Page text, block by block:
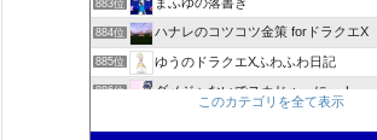
883位
884位 ハナレのコツコツ金策 forドラクエX
885位 ゆうのドラクエXふわふわ日記
886位 ダメジャないでスカじゃーにー！
このカテゴリを全て表示